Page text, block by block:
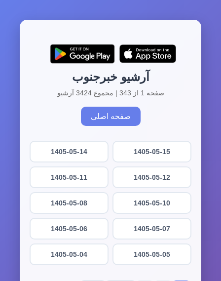
آرشیو خبرجنوب
صفحه 1 از 343 | مجموع 3424 آرشیو
صفحه اصلی
1405-05-15
1405-05-14
1405-05-12
1405-05-11
1405-05-10
1405-05-08
1405-05-07
1405-05-06
1405-05-05
1405-05-04